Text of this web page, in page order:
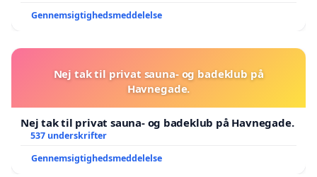
Gennemsigtighedsmeddelelse
Nej tak til privat sauna- og badeklub på
Havnegade.
Nej tak til privat sauna- og badeklub på Havnegade.
537 underskrifter
Gennemsigtighedsmeddelelse